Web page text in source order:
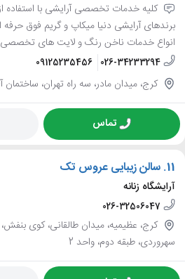
کلیه خدمات تخصصی آرایشی با استفاده
برندهای آرایشی دنیا میکاپ و گریم فوق
انواع خدمات ناخن رنگ و لایت های تخصصی
026-34233294
09125235456
کرج، میدان مادر، سه راه تهران، ساختمان
تماس
11. سالن زیبایی عروس تک
آرایشگاه زنانه
026-32506047
کرج، عظیمیه، میدان طالقانی، کوی
سهروردی، طبقه دوم، واحد 2